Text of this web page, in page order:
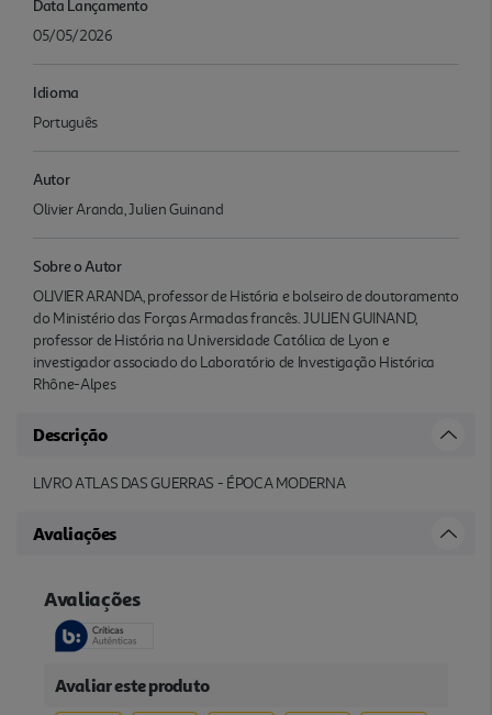
Data Lançamento
05/05/2026
Idioma
Português
Autor
Olivier Aranda, Julien Guinand
Sobre o Autor
OLIVIER ARANDA, professor de História e bolseiro de doutoramento
do Ministério das Forças Armadas francês. JULIEN GUINAND,
professor de História na Universidade Católica de Lyon e
investigador associado do Laboratório de Investigação Histórica
Rhône-Alpes
Descrição
LIVRO ATLAS DAS GUERRAS - ÉPOCA MODERNA
Avaliações